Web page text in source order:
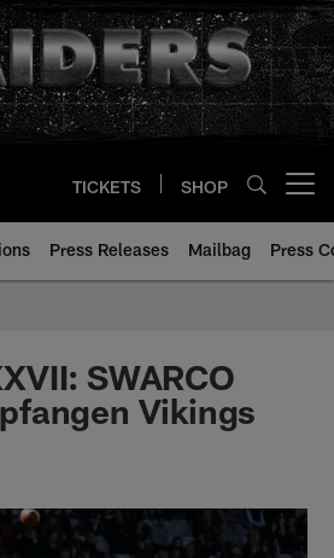
TICKETS SHOP
Press Releases Mailbag Press
SWARCO
Vikings